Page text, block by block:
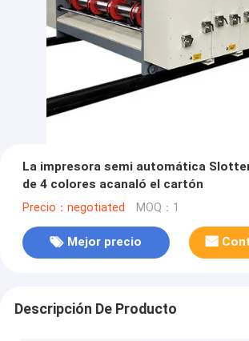
La impresora semi automática
de 4 colores acanaló el cartón
Precio：negotiated MOQ：1
Mejor precio
Descripción De Producto